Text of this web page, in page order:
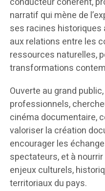
narratif qui mène de
ses racines historiques
aux relations entre les
ressources naturelles,
transformations
Ouverte au grand
professionnels,
cinéma documentaire,
valoriser la création
encourager les
spectateurs, et à
enjeux culturels,
territoriaux du pays.